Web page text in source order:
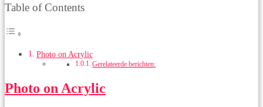
Table of Contents
Photo on Acrylic
Gerelateerde berichten:
Photo on Acrylic